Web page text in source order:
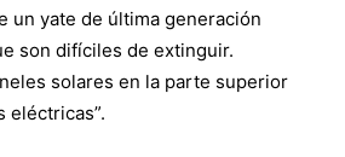
un yate de última generación
son difíciles de extinguir.
solares en la parte superior
eléctricas”.